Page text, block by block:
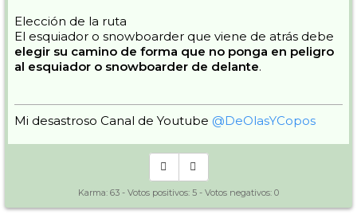
Elección de la ruta
El esquiador o snowboarder que viene de atrás debe
elegir su camino de forma que no ponga en peligro
al esquiador o snowboarder de delante.
Mi desastroso Canal de Youtube @DeOlasYCopos
Karma: 63 - Votos positivos: 5 - Votos negativos: 0